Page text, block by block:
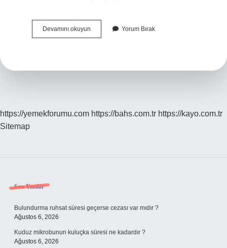
Devamını okuyun
Olmayalım
Yorum Bırak
https://yemekforumu.com https://bahs.com.tr https://kayo.com.tr
Sitemap
Sidebar
Son Yazılar
Bulundurma ruhsat süresi geçerse cezası var mıdır ?
Ağustos 6, 2026
Kuduz mikrobunun kuluçka süresi ne kadardır ?
Ağustos 6, 2026